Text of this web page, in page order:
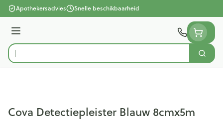
Ga naar de inhoud
Apothekersadvies Snelle beschikbaarheid
Menu
Product, merk, categorie... Zoek
Cova Detectiepleister Blauw 8cmx5m